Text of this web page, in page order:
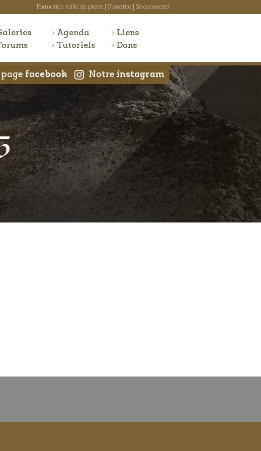
Formation taille de pierre S'inscrire Se connecter
Agenda
Liens
Tutoriels Dons
facebook Notre instagram